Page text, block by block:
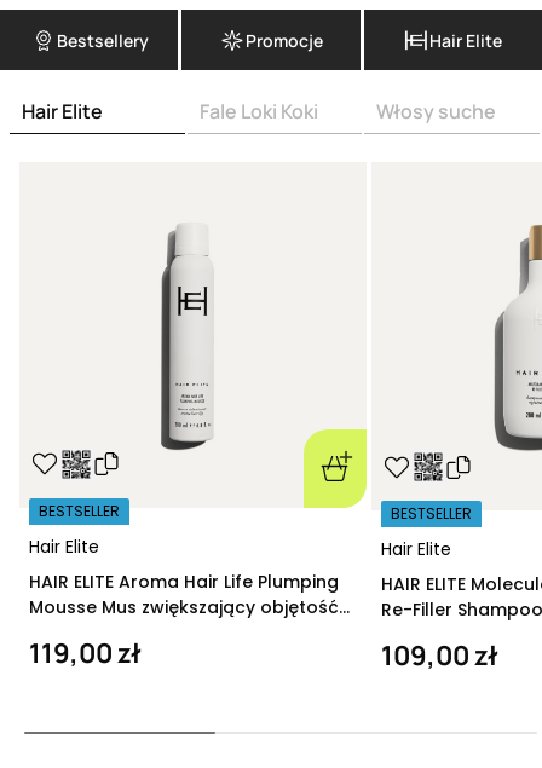
Bestsellery Promocje Hair Elite
Hair Elite Fale Loki Koki Włosy suche
Hair Elite
BESTSELLER
HAIR ELITE Aroma Hair Life Plumping
Mousse Mus zwiększający objętość
119,00 zł
Hair Elite
BESTSELLER
HAIR ELITE
Re-Filler
109,00 zł